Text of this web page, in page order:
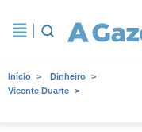
Início
Dinheiro
Vicente Duarte